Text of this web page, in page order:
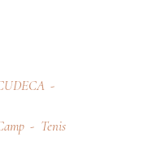
Tenis